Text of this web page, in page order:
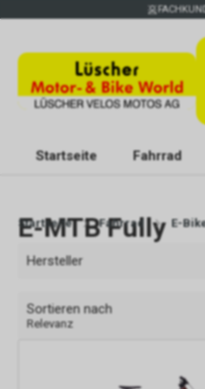
Startseite Fahrrad
Startseite Fahrrad E-
E-MTB Fully
Hersteller
Sortieren nach
Relevanz